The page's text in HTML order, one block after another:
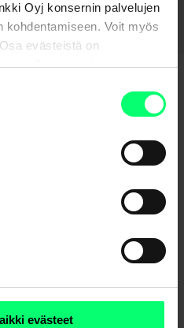
Oyj konsernin palvelujen
kohdentamiseen. Voit myös
evästeistä on
turvallisen toiminnan
evästeet